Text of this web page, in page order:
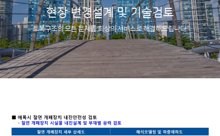
현장 변경설계 및 기술검토
토목구조의 모든 문제를 최상의 서비스로 해결해드립니다.